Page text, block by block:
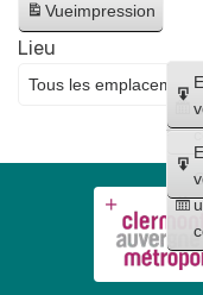
Vueimpression
Lieu